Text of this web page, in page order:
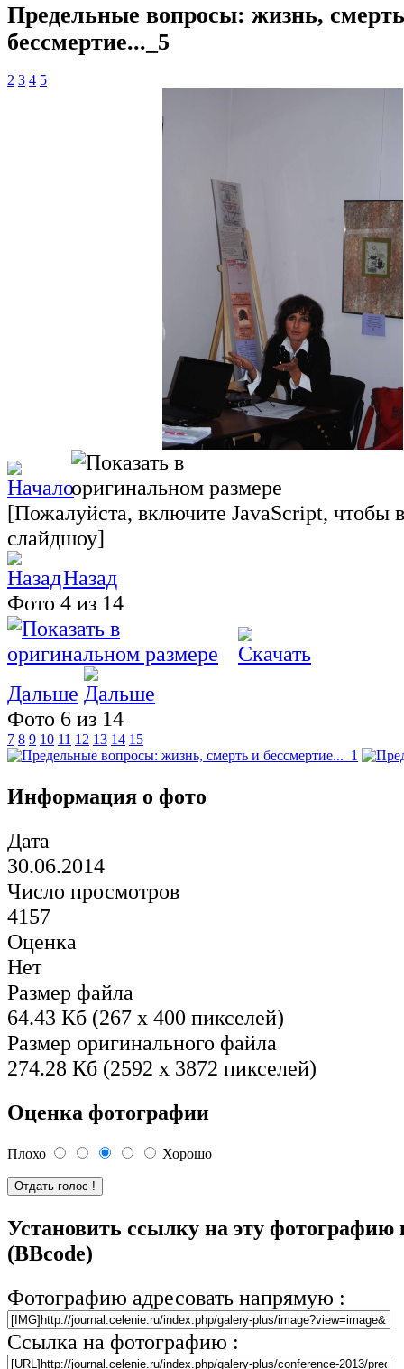
Предельные вопросы: жизнь,
бессмертие..._5
2 3 4 5
[Пожалуйста, включите JavaScript, чтобы
слайдшоу]
Назад
Фото 4 из 14
Дальше
Фото 6 из 14
7 8 9 10 11 12 13 14 15
Информация о фото
Дата
30.06.2014
Число просмотров
4157
Оценка
Нет
Размер файла
64.43 Кб (267 x 400 пикселей)
Размер оригинального файла
274.28 Кб (2592 x 3872 пикселей)
Оценка фотографии
Плохо Хорошо
Установить ссылку на эту фотографию
(BBcode)
Фотографию адресовать напрямую :
Ссылка на фотографию :